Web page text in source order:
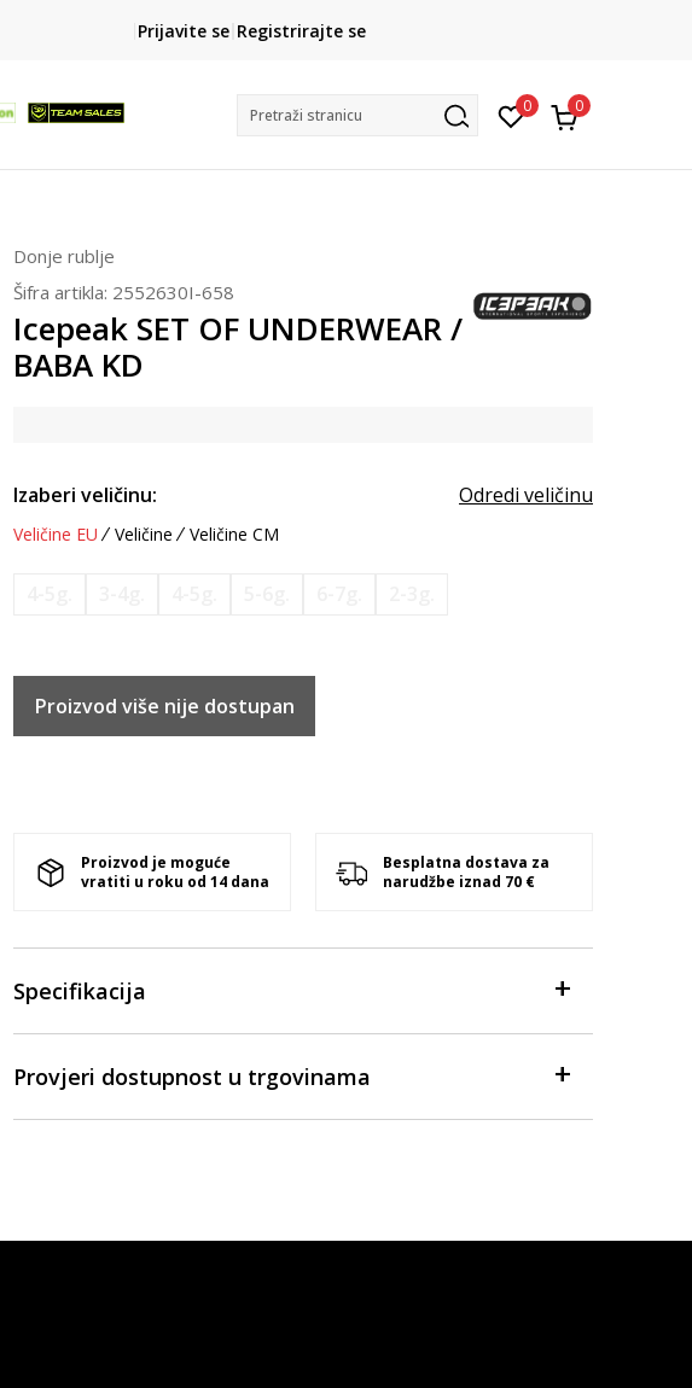
CLICK& COLLECT
besplatno preuzimanje u trgovini
Prijavite se Registrirajte se
Pretraži stranicu 0 0
Donje rublje
Šifra artikla: 2552630I-658
Icepeak SET OF UNDERWEAR /
BABA KD
Izaberi veličinu: Odredi veličinu
Veličine EU Veličine Veličine CM
Proizvod više nije dostupan
Proizvod je moguće
vratiti u roku od 14 dana
Besplatna dostava za
narudžbe iznad 70 €
Specifikacija
Provjeri dostupnost u trgovinama